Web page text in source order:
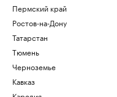
Пермский край
Ростов-на-Дону
Татарстан
Тюмень
Черноземье
Кавказ